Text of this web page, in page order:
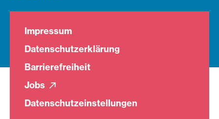
Impressum
Datenschutzerklärung
Barrierefreiheit
Jobs
Datenschutzeinstellungen